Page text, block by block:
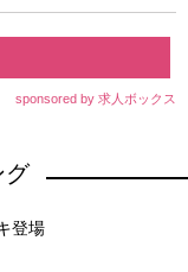
sponsored by 求人ボックス
グ
登場